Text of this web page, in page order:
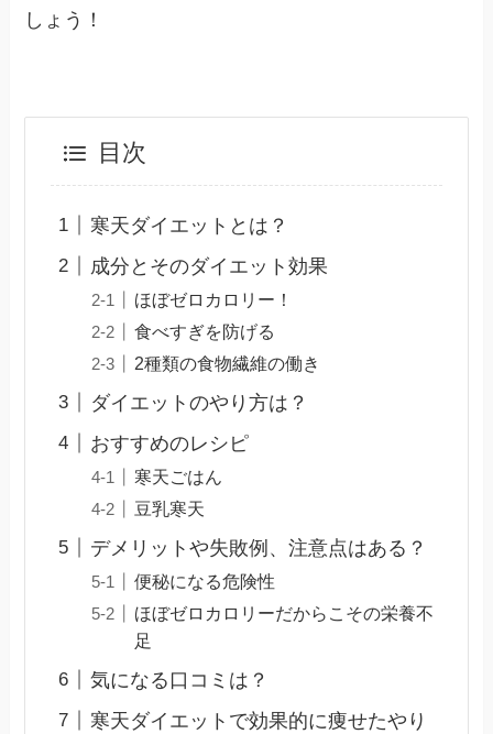
しょう！
目次
寒天ダイエットとは？
成分とそのダイエット効果
ほぼゼロカロリー！
食べすぎを防げる
2種類の食物繊維の働き
ダイエットのやり方は？
おすすめのレシピ
寒天ごはん
豆乳寒天
デメリットや失敗例、注意点はある？
便秘になる危険性
ほぼゼロカロリーだからこその栄養不
足
気になる口コミは？
寒天ダイエットで効果的に痩せたやり